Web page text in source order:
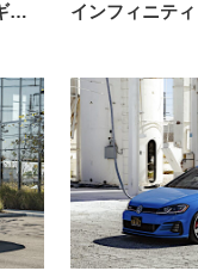
インフィニティ Q50 × モテギレーシング MR151 CS5 18インチ